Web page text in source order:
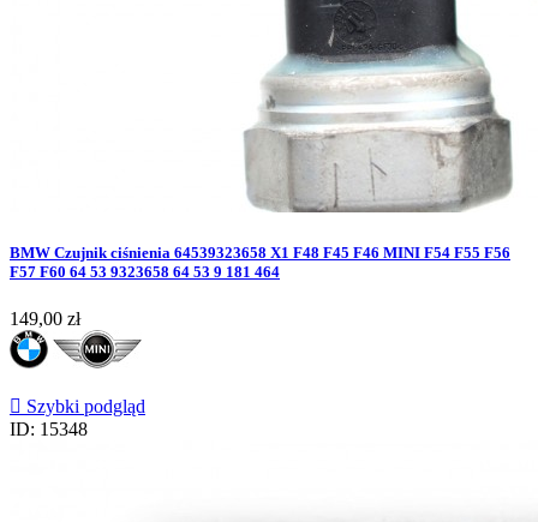
BMW Czujnik ciśnienia 64539323658 X1 F48 F45 F46 MINI F54 F55 F56
F57 F60 64 53 9323658 64 53 9 181 464
Cena
149,00 zł
 Szybki podgląd
ID: 15348